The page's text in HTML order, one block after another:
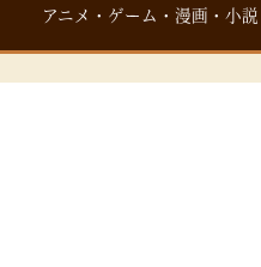
アニメ・ゲーム・漫画・小説